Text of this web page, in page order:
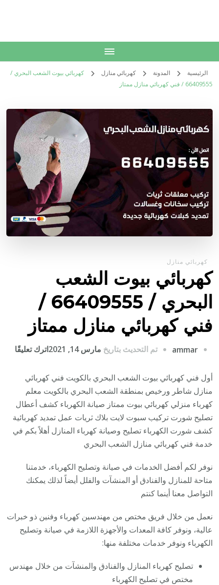
الرئيسية المدونة كهربائي منازل
كهربائي بيوت الشعب البحري /
66409555 / فني كهربائي منازل ممتاز
كهربائي منازل
كهربائي بيوت الشعب
البحري / 66409555 /
فني كهربائي منازل ممتاز
ammar تم التحديث بتاريخ مارس 14, 2021 اترك تعليقًا
/
أول فني كهربائي بيوت الشعب البحري بالكويت فني كهربائي
منازل شاطر ورخيص بمنطقة الشعب البحري بالكويت معلم
كهرباء منزلي كهربائي بيوت ممتاز صيانة الكهرباء كشف أعطال
تصليح شورت تركيب سبوت لايت بلاك ثريات عمل تمديد كهربائية
كشف شورت الكهرباء تصليح وصيانة كهرباء المنازل أهلاً بكم في
خدمة فني كهربائي منازل الشعب البحري
نوفر لكم أفضل الخدمات في صيانة وتصليح الكهرباء، خدمتنا
متاحة للمنازل والفنادق أو المنشآت والفلل أيضاً لذلك يمكنك
التواصل معنا أينما كنتم
نعمل من خلال فريق مختص من مهندسين كهرباء وفنين ذو خبرات
عالية، ونوفر كافة المعدات والأجهزة اللازمة في صيانة وتصليح
الكهرباء ونوفر خدمات مختلفة منها:
تصليح كهرباء المنازل والفنادق والمنشآت من خلال مهندس
مختص في تصليح الكهرباء